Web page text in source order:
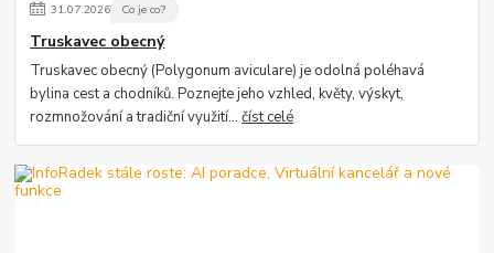
31.07.2026 Co je co?
Truskavec obecný
Truskavec obecný (Polygonum aviculare) je odolná poléhavá
bylina cest a chodníků. Poznejte jeho vzhled, květy, výskyt,
rozmnožování a tradiční využití...číst celé